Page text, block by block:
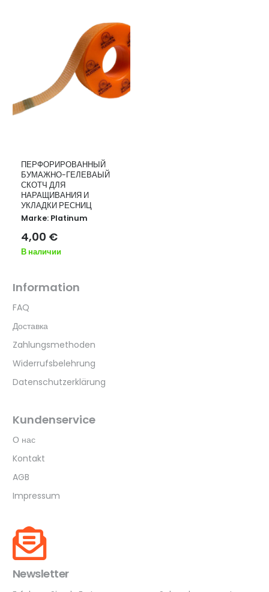
ПЕРФОРИРОВАННЫЙ
БУМАЖНО-ГЕЛЕВАЫЙ
СКОТЧ ДЛЯ
НАРАЩИВАНИЯ И
УКЛАДКИ РЕСНИЦ
Marke: Platinum
4,00 €
В наличии
Information
FAQ
Доставка
Zahlungsmethoden
Widerrufsbelehrung
Datenschutzerklärung
Kundenservice
О нас
Kontakt
AGB
Impressum
Newsletter